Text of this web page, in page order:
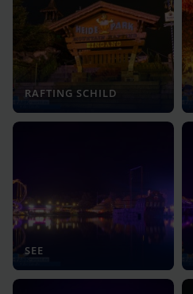
RAFTING SCHILD
SEE